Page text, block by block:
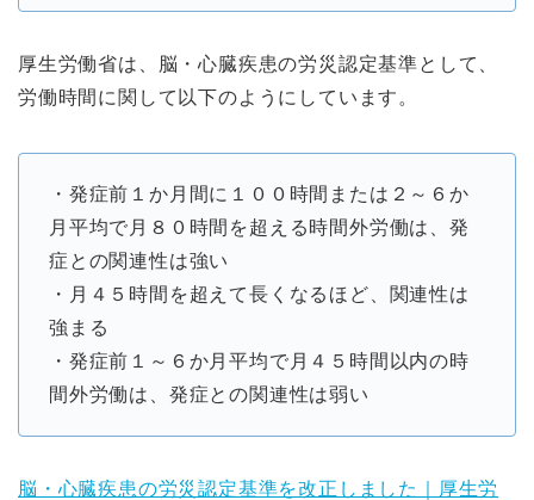
厚生労働省は、脳・心臓疾患の労災認定基準として、
労働時間に関して以下のようにしています。
・発症前１か月間に１００時間または２～６か
月平均で月８０時間を超える時間外労働は、発
症との関連性は強い
・月４５時間を超えて長くなるほど、関連性は
強まる
・発症前１～６か月平均で月４５時間以内の時
間外労働は、発症との関連性は弱い
脳・心臓疾患の労災認定基準を改正しました｜厚生労